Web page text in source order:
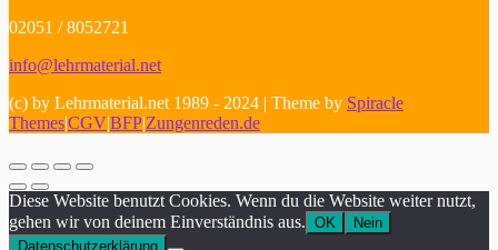
02051 / 8052721
info@lehrmaterial.net
(c) by Lehrmaterial.net 1989 - 2024 | Theme by Spiracle
Themes|CGV|BFP|Zungenreden.de
Diese Website benutzt Cookies. Wenn du die Website weiter nutzt,
gehen wir von deinem Einverständnis aus. OK
Nein
Datenschutzerklärung